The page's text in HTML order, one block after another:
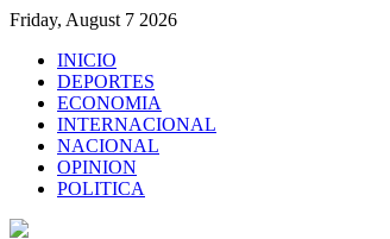
Skip
content
Friday, August 7 2026
INICIO
DEPORTES
ECONOMIA
INTERNACIONAL
NACIONAL
OPINION
POLITICA
El